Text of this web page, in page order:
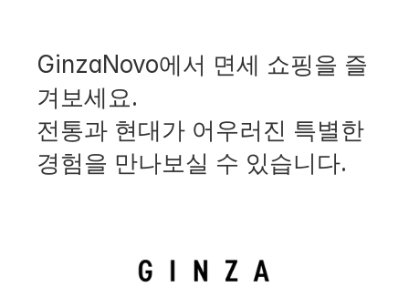
GinzaNovo에서 면세 쇼핑을 즐
겨보세요.
전통과 현대가 어우러진 특별한
경험을 만나보실 수 있습니다.